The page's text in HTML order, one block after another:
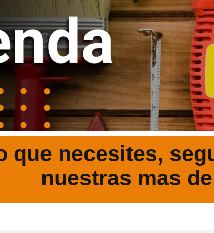
que necesites,
nuestras mas